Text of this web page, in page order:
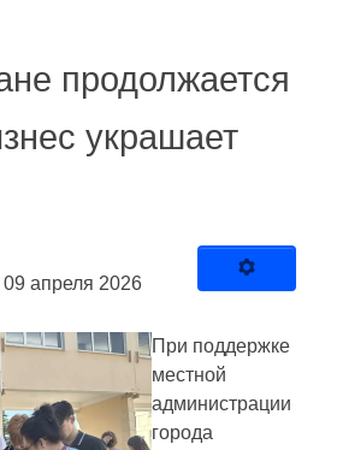
продолжается
украшает
апреля 2026
При поддержке
местной
администрации
города